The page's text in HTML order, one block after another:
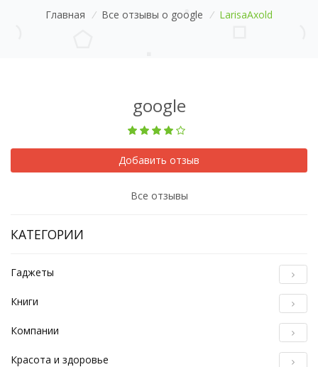
Главная / Все отзывы о google / LarisaAxold
google
Добавить отзыв
Все отзывы
КАТЕГОРИИ
Гаджеты
Книги
Компании
Красота и здоровье